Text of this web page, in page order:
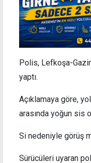
Polis, Lefkoşa-
yaptı.
Açıklamaya göre,
arasında yoğun sis
Si nedeniyle görüş
Sürücüleri uyaran p